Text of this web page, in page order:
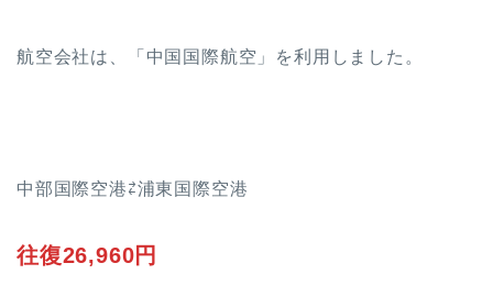
航空会社は、「中国国際航空」を利用しました。
中部国際空港⇄浦東国際空港
往復26,960円